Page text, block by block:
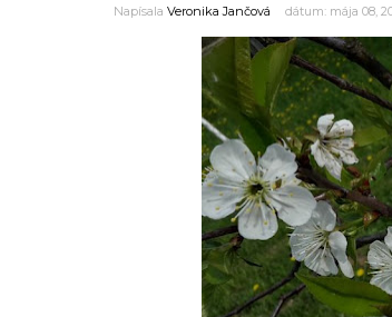
Napísala Veronika Jančová dátum: mája 08,